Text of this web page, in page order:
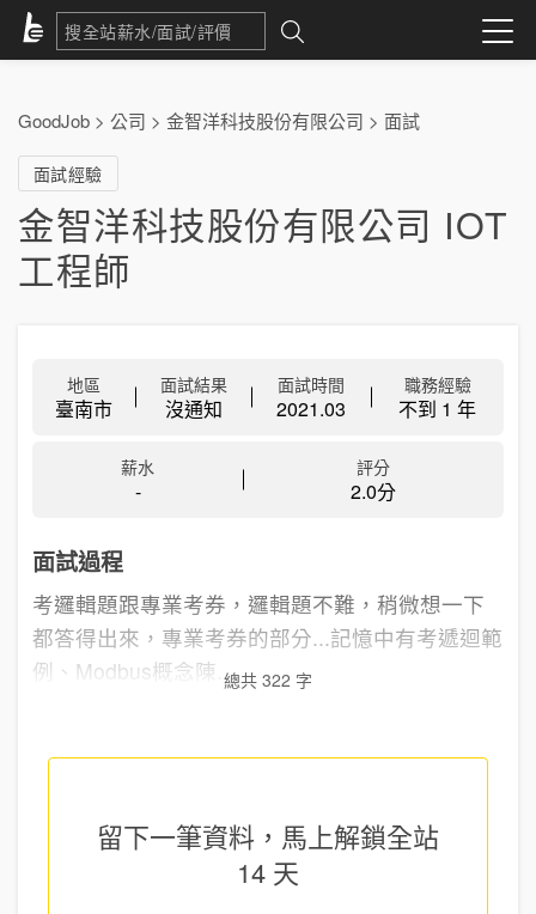
GoodJob > 公司 > 金智洋科技股份有限公司 > 面試
面試經驗
金智洋科技股份有限公司 IOT
工程師
地區
臺南市
面試結果
沒通知
面試時間
2021.03
職務經驗
不到 1 年
薪水
-
評分
2.0分
面試過程
考邏輯題跟專業考券，邏輯題不難，稍微想一下
都答得出來，專業考券的部分...記憶中有考遞迴範
例、Modbus概念陳...總共 322 字
留下一筆資料，馬上解鎖全站
14 天